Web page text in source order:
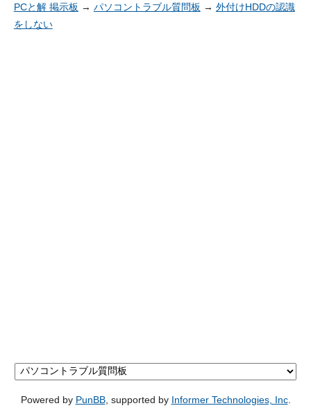
PCと解 掲示板 → パソコントラブル質問板 → 外付けHDDの認識
をしない
Powered by PunBB, supported by Informer Technologies, Inc.